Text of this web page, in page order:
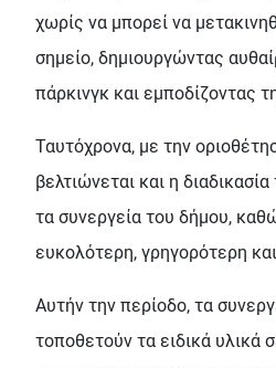
χωρίς να μπορεί να
σημείο, δημιουργώντας
πάρκινγκ και εμποδίζοντας
Ταυτόχρονα, με την
βελτιώνεται και η
τα συνεργεία του δήμου,
ευκολότερη, γρηγορότερη
Αυτήν την περίοδο, τα
τοποθετούν τα ειδικά υλικά